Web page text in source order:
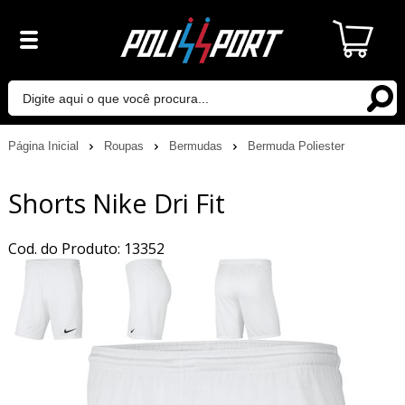
Página Inicial Roupas Bermudas Bermuda Poliester
Shorts Nike Dri Fit
Cod. do Produto: 13352